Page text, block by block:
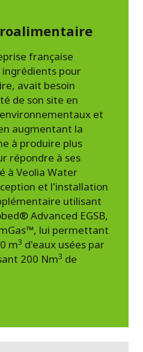
française
ingrédients pour
avait besoin
de son site en
et
augmentant la
à produire plus
répondre à ses
à Veolia Water
et l'installation
utilisant
Advanced EGSB,
lui permettant
m3 d'eaux usées par
200 Nm3 de